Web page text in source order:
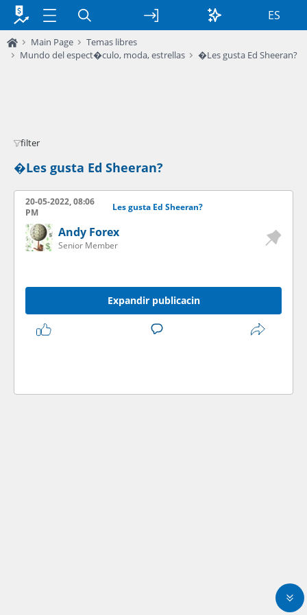
ES
Main Page
Temas libres
Mundo del espect�culo, moda, estrellas
�Les gusta Ed Sheeran?
filter
�Les gusta Ed Sheeran?
20-05-2022, 08:06
PM
Les gusta Ed Sheeran?
Andy Forex
Senior Member
Expandir publicacin